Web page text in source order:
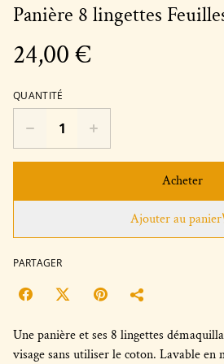
Panière 8 lingettes
24,00 €
QUANTITÉ
Acheter
Ajouter au panier
PARTAGER
Une panière et ses 8 lingettes
visage sans utiliser le coton. Lavable en